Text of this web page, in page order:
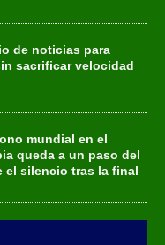
de noticias para
sacrificar velocidad
mundial en el
queda a un paso del
el silencio tras la final